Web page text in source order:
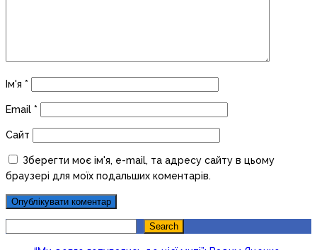
Ім'я *
Email *
Сайт
Зберегти моє ім'я, e-mail, та адресу сайту в цьому
браузері для моїх подальших коментарів.
Search